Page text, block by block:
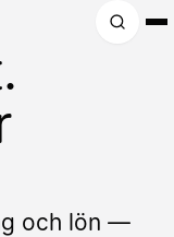
och lön —